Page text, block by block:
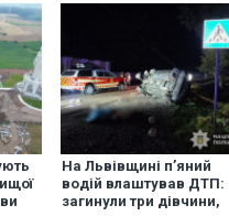
На Львівщині п’яний
водій влаштував ДТП:
загинули три дівчини,